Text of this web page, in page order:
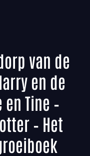
van de
en de
Tine –
– Het